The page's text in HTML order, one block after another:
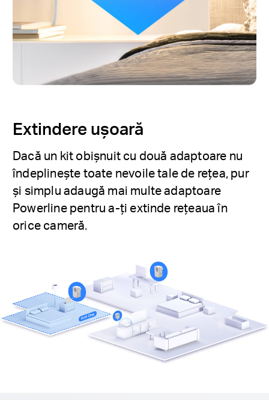
Extindere ușoară
Dacă un kit obișnuit cu două adaptoare nu
îndeplinește toate nevoile tale de rețea, pur
și simplu adaugă mai multe adaptoare
Powerline pentru a-ți extinde rețeaua în
orice cameră.